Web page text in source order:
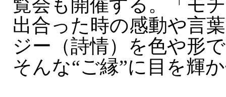
覧会も開催する。「モ
出合った時の感動や言
ジー（詩情）を色や形
そんな“ご縁”に目を輝